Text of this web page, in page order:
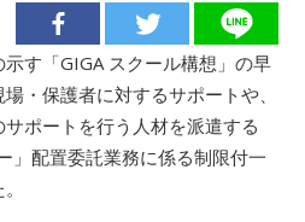
す「GIGA スクール構想」の早
・保護者に対するサポートや、
ポートを行う人材を派遣する
」配置委託業務に係る制限付一